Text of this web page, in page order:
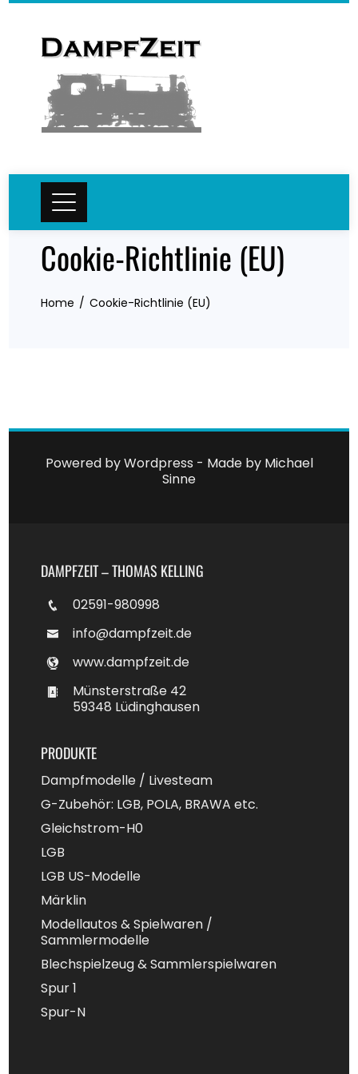
Skip
content
Cookie-Richtlinie (EU)
Home Cookie-Richtlinie (EU)
Powered by Wordpress - Made by Michael
Sinne
DAMPFZEIT – THOMAS KELLING
02591-980998
info@dampfzeit.de
www.dampfzeit.de
Münsterstraße 42
59348 Lüdinghausen
PRODUKTE
Dampfmodelle / Livesteam
G-Zubehör: LGB, POLA, BRAWA etc.
Gleichstrom-H0
LGB
LGB US-Modelle
Märklin
Modellautos & Spielwaren /
Sammlermodelle
Blechspielzeug & Sammlerspielwaren
Spur 1
Spur-N